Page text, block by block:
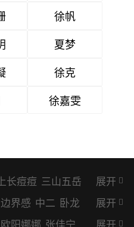
徐帆
夏梦
徐克
徐嘉雯
长痘痘 三山五岳
展开
边界感 中二 卧龙
EMO CP BUG
展开
欧阳娜娜 张佳宁 展开